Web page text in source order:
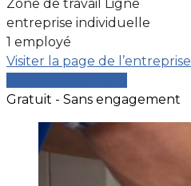
Zone de travail Ligne
entreprise individuelle
1 employé
Visiter la page de l’entreprise
Gratuit - Sans engagement